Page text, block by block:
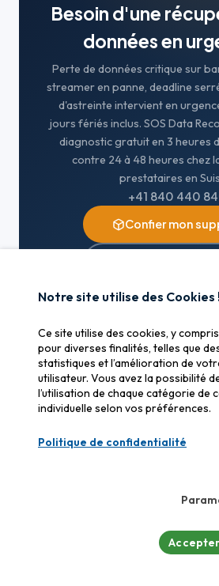
Besoin d'une
données en
Perte de données critique sur
streamer en panne, deadline
d'astreinte intervient en
jours fériés inclus. SOS Data
diagnostic gratuit en 3 heures
contre 24 à 48 heures chez
prestataires en
+41 840 440
Confier mon
Alertes et conseils de
données
Recevez nos analyses techniques,
utile.
SOS Tape
Notre site utilise des Cookies
Ce site utilise des cookies, y
pour diverses finalités, telles que
statistiques et l’amélioration de
utilisateur. Vous avez la possibilité
l’utilisation de chaque catégorie de
individuelle selon vos préférences.
Politique de confidentialité